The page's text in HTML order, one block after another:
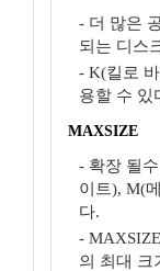
- 더 많은
되는 디스
- K(킬로
용할 수 있
MAXSIZE
- 확장 될
이트), M(
다.
-
의 최대 크